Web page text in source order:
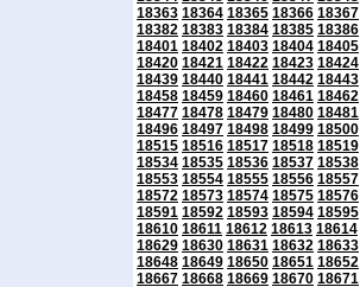
18363 18364 18365 18366 18367
18382 18383 18384 18385 18386
18401 18402 18403 18404 18405
18420 18421 18422 18423 18424
18439 18440 18441 18442 18443
18458 18459 18460 18461 18462
18477 18478 18479 18480 18481
18496 18497 18498 18499 18500
18515 18516 18517 18518 18519
18534 18535 18536 18537 18538
18553 18554 18555 18556 18557
18572 18573 18574 18575 18576
18591 18592 18593 18594 18595
18610 18611 18612 18613 18614
18629 18630 18631 18632 18633
18648 18649 18650 18651 18652
18667 18668 18669 18670 18671